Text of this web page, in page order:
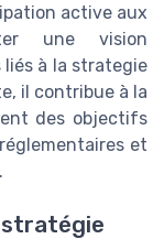
active aux
une vision
à la strategie
il contribue à la
des objectifs
et